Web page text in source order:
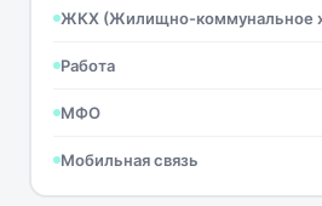
ЖКХ (Жилищно-коммунальное
Работа
МФО
Мобильная связь